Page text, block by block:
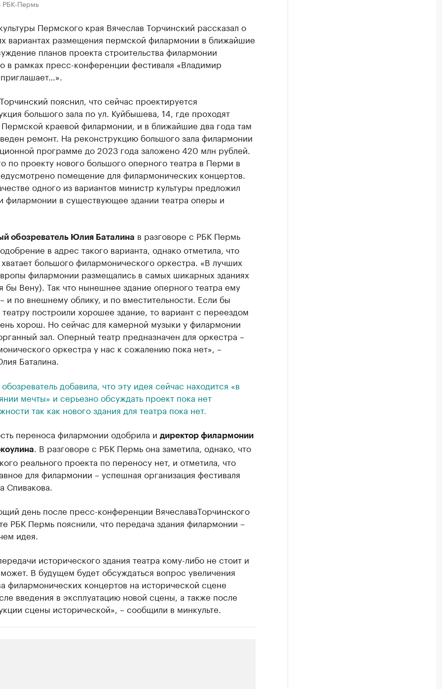
РБК-Пермь
Пермского края Вячеслав Торчинский рассказал о
вариантах размещения пермской филармонии в ближайшие
планов проекта строительства филармонии
в рамках пресс-конференции фестиваля «Владимир
пояснил, что сейчас проектируется
большого зала по ул. Куйбышева, 14, где проходят
краевой филармонии, и в ближайшие два года там
ремонт. На реконструкцию большого зала филармонии
программе до 2023 года заложено 420 млн рублей.
по проекту нового большого оперного театра в Перми в
помещение для филармонических концертов.
одного из вариантов министр культуры предложил
филармонии в существующее здании театра оперы и
обозреватель Юлия Баталина в разговоре с РБК Пермь
в адрес такого варианта, однако отметила, что
большого филармонического оркестра. «В лучших
филармонии размещались в самых шикарных зданиях
бы Вену). Так что нынешнее здание оперного театра ему
и по внешнему облику, и по вместительности. Если бы
построили хорошее здание, то вариант с переездом
хорош. Но сейчас для камерной музыки у филармонии
зал. Оперный театр предназначен для оркестра –
оркестра у нас к сожалению пока нет», –
Баталина.
добавила, что эту идея сейчас находится «в
мечты» и серьезно обсуждать проект пока нет
так как нового здания для театра пока нет.
переноса филармонии одобрила и директор филармонии
. В разговоре с РБК Пермь она заметила, однако, что
реального проекта по переносу нет, и отметила, что
для филармонии – успешная организация фестиваля
Спивакова.
день после пресс-конференции ВячеславаТорчинского
РБК Пермь пояснили, что передача здания филармонии –
идея.
исторического здания театра кому-либо не стоит и
В будущем будет обсуждаться вопрос увеличения
филармонических концертов на исторической сцене
введения в эксплуатацию новой сцены, а также после
сцены исторической», – сообщили в минкульте.